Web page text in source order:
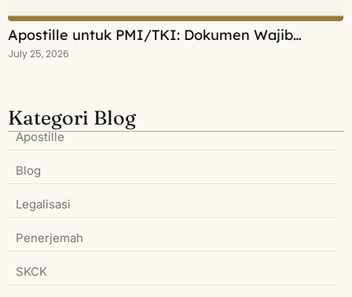
Apostille untuk PMI/TKI: Dokumen Wajib…
July 25, 2026
Kategori Blog
Apostille
Blog
Legalisasi
Penerjemah
SKCK